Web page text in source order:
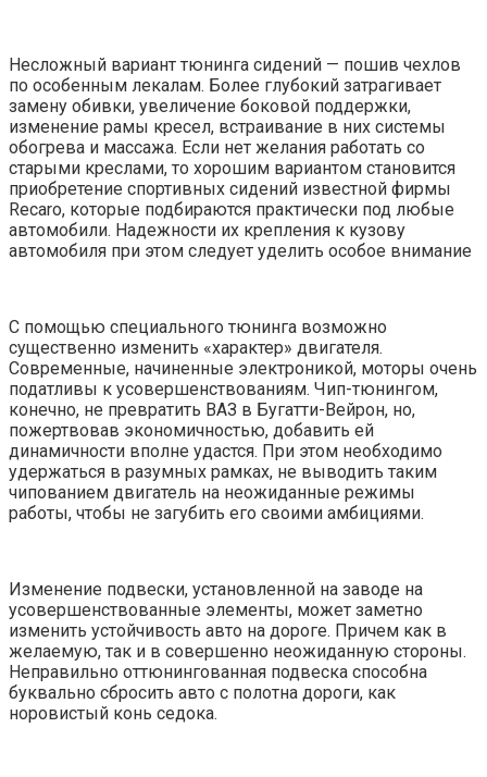
Несложный вариант тюнинга сидений — пошив чехлов
по особенным лекалам. Более глубокий затрагивает
замену обивки, увеличение боковой поддержки,
изменение рамы кресел, встраивание в них системы
обогрева и массажа. Если нет желания работать со
старыми креслами, то хорошим вариантом становится
приобретение спортивных сидений известной фирмы
Recaro, которые подбираются практически под любые
автомобили. Надежности их крепления к кузову
автомобиля при этом следует уделить особое внимание
С помощью специального тюнинга возможно
существенно изменить «характер» двигателя.
Современные, начиненные электроникой, моторы очень
податливы к усовершенствованиям. Чип-тюнингом,
конечно, не превратить ВАЗ в Бугатти-Вейрон, но,
пожертвовав экономичностью, добавить ей
динамичности вполне удастся. При этом необходимо
удержаться в разумных рамках, не выводить таким
чипованием двигатель на неожиданные режимы
работы, чтобы не загубить его своими амбициями.
Изменение подвески, установленной на заводе на
усовершенствованные элементы, может заметно
изменить устойчивость авто на дороге. Причем как в
желаемую, так и в совершенно неожиданную стороны.
Неправильно оттюнингованная подвеска способна
буквально сбросить авто с полотна дороги, как
норовистый конь седока.